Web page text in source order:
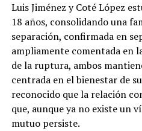
Luis Jiménez y Coté López
18 años, consolidando una
separación, confirmada en
ampliamente comentada en
de la ruptura, ambos
centrada en el bienestar de
reconocido que la relación
que, aunque ya no existe un
mutuo persiste.